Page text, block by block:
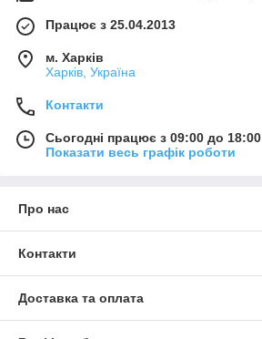
Працює з 25.04.2013
м. Харків
Харків, Україна
Контакти
Сьогодні працює з 09:00 до 18:00
Показати весь графік роботи
Про нас
Контакти
Доставка та оплата